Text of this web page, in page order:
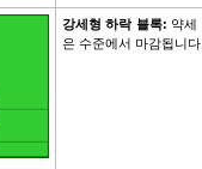
강세형 하락 블록: 약세
은 수준에서 마감됩니